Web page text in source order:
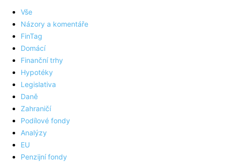
Vše
Názory a komentáře
FinTag
Domácí
Finanční trhy
Hypotéky
Legislativa
Daně
Zahraničí
Podílové fondy
Analýzy
EU
Penzijní fondy